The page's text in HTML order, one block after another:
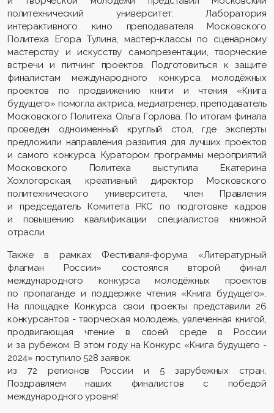
политехнический университет: Лаборатория
интерактивного кино преподавателя Московского
Политеха Егора Тулина, мастер-классы по сценарному
мастерству и искусству самопрезентации, творческие
встречи и питчинг проектов. Подготовиться к защите
финалистам международного конкурса молодёжных
проектов по продвижению книги и чтения «Книга
будущего» помогла актриса, медиатренер, преподаватель
Московского Политеха Ольга Горлова. По итогам финала
проведен одноименный круглый стол, где эксперты
предложили направления развития для лучших проектов
и самого конкурса. Куратором программы мероприятий
Московского Политеха выступила Екатерина
Хохлогорская, креативный директор Московского
политехнического университета, член Правления
и председатель Комитета РКС по подготовке кадров
и повышению квалификации специалистов книжной
отрасли.
Также в рамках Фестиваля-форума «Литературный
флагман России» состоялся второй финал
международного конкурса молодёжных проектов
по пропаганде и поддержке чтения «Книга будущего».
На площадке Конкурса свои проекты представили 26
конкурсантов - творческая молодежь, увлеченная книгой,
продвигающая чтение в своей среде в России
и за рубежом. В этом году на Конкурс «Книга будущего -
2024» поступило 528 заявок
из 72 регионов России и 5 зарубежных стран.
Поздравляем наших финалистов с победой
международного уровня!